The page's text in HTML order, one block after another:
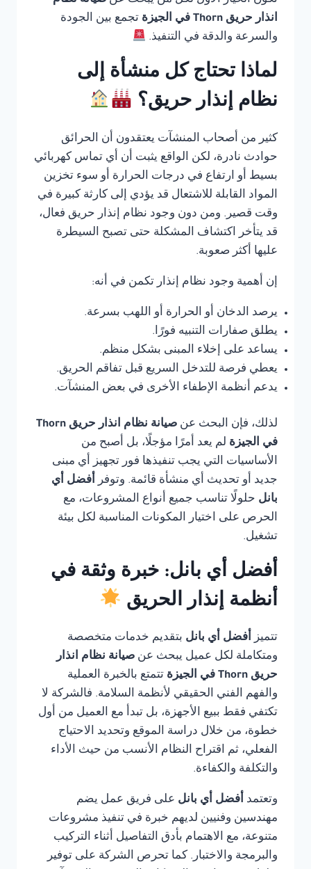
انذار حريق Thorn في الجيزة
تجمع بين الجودة
والسرعة والدقة في التنفيذ.
لماذا تحتاج كل منشأة إلى
نظام إنذار حريق؟
كثير من أصحاب المنشآت يعتقدون أن الحرائق
حوادث نادرة، لكن الواقع يثبت أن أي تماس كهربائي
بسيط أو ارتفاع في درجات الحرارة أو سوء تخزين
المواد القابلة للاشتعال قد يؤدي إلى كارثة كبيرة في
وقت قصير. ومن دون وجود نظام إنذار حريق فعال،
قد يتأخر اكتشاف المشكلة حتى تصبح السيطرة
عليها أكثر صعوبة.
إن أهمية وجود نظام إنذار تكمن في أنه:
يرصد الدخان أو الحرارة أو اللهب بسرعة.
يطلق صفارات التنبيه فورًا.
يساعد على إخلاء المبنى بشكل منظم.
يعطي فرصة للتدخل السريع قبل تفاقم الحريق.
يدعم أنظمة الإطفاء الأخرى في بعض المنشآت.
لذلك، فإن البحث عن
صيانة نظام انذار حريق Thorn
في الجيزة لم يعد أمرًا مؤجلًا، بل أصبح من
الأساسيات التي يجب تنفيذها فور تجهيز أي مبنى
جديد أو تحديث أي منشأة قائمة. وتوفر أفضل أي
بانل حلولًا تناسب جميع أنواع المشروعات، مع
الحرص على اختيار المكونات المناسبة لكل بيئة
تشغيل.
أفضل أي بانل: خبرة وثقة في
أنظمة إنذار الحريق
تتميز أفضل أي بانل بتقديم خدمات متخصصة
ومتكاملة لكل عميل يبحث عن صيانة نظام انذار
حريق Thorn في الجيزة
تتمتع بالخبرة العملية
والفهم الفني الحقيقي لأنظمة السلامة. فالشركة لا
تكتفي فقط ببيع الأجهزة، بل تبدأ مع العميل من أول
خطوة، من خلال دراسة الموقع وتحديد الاحتياج
الفعلي، ثم اقتراح النظام الأنسب من حيث الأداء
والتكلفة والكفاءة.
وتعتمد أفضل أي بانل على فريق عمل يضم
مهندسين وفنيين لديهم خبرة في تنفيذ مشروعات
متنوعة، مع الاهتمام بأدق التفاصيل أثناء التركيب
والبرمجة والاختبار. كما تحرص الشركة على توفير